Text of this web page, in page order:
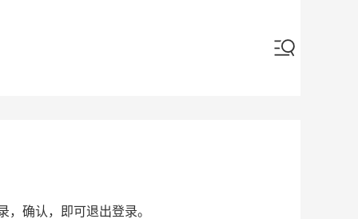
确认，即可退出登录。